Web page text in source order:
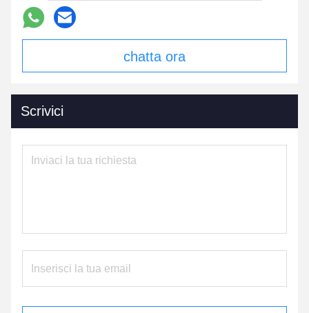
chatta ora
Scrivici